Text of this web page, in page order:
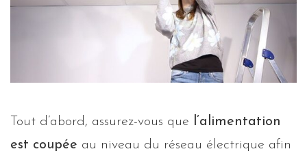
Tout d’abord, assurez-vous que
l’alimentation
est coupée au niveau du réseau électrique afin